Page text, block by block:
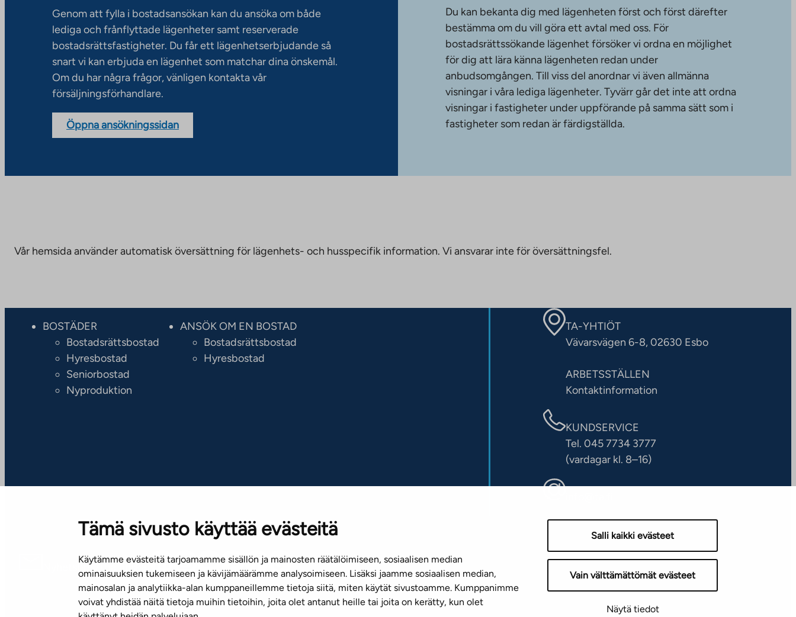
Tämä sivusto käyttää evästeitä
Käytämme evästeitä tarjoamamme sisällön ja mainosten räätälöimiseen, sosiaalisen median
ominaisuuksien tukemiseen ja kävijämäärämme analysoimiseen. Lisäksi jaamme sosiaalisen median,
mainosalan ja analytiikka-alan kumppaneillemme tietoja siitä, miten käytät sivustoamme. Kumppanimme
voivat yhdistää näitä tietoja muihin tietoihin, joita olet antanut heille tai joita on kerätty, kun olet
Salli kaikki evästeet
Vain välttämättömät evästeet
Näytä tiedot
Genom att fylla i bostadsansökan kan du ansöka om både
lediga och frånflyttade lägenheter samt reserverade
bostadsrättsfastigheter. Du får ett lägenhetserbjudande så
snart vi kan erbjuda en lägenhet som matchar dina önskemål.
Om du har några frågor, vänligen kontakta vår
försäljningsförhandlare.
Öppna ansökningssidan
Du kan bekanta dig med lägenheten först och först därefter
bestämma om du vill göra ett avtal med oss. För
bostadsrättssökande lägenhet försöker vi ordna en möjlighet
för dig att lära känna lägenheten redan under
anbudsomgången. Till viss del anordnar vi även allmänna
visningar i våra lediga lägenheter. Tyvärr går det inte att ordna
visningar i fastigheter under uppförande på samma sätt som i
fastigheter som redan är färdigställda.
Vår hemsida använder automatisk översättning för lägenhets- och husspecifik information. Vi ansvarar inte för översättningsfel.
BOSTÄDER
Bostadsrättsbostad
Hyresbostad
Seniorbostad
Nyproduktion
ANSÖK OM EN BOSTAD
Bostadsrättsbostad
Hyresbostad
TA-YHTIÖT
Vävarsvägen 6-8, 02630 Esbo
ARBETSSTÄLLEN
Kontaktinformation
KUNDSERVICE
Tel. 045 7734 3777
(vardagar kl. 8–16)
Nyhetsbrev (på finska)